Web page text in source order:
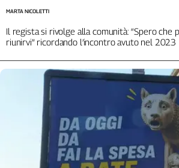
Il regista si rivolge alla comunità: “Spero che
riunirvi” ricordando l’incontro avuto nel 2023
MARTA NICOLETTI